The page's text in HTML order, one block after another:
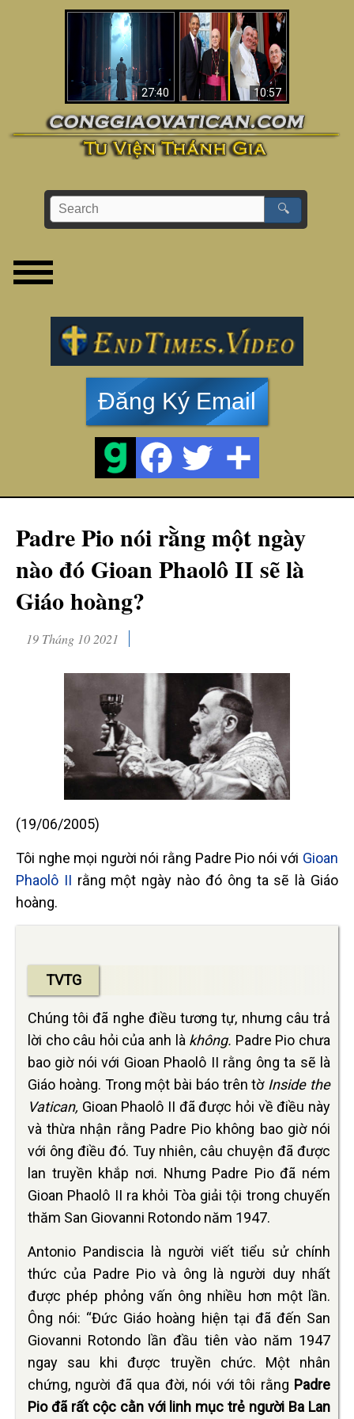
27:40
Về việc Phanxicô qua
đời, việc đánh mất
đức tin & bức tranh
lớn hơn
10:57
Viganò nói Phanxicô
là một “Giáo hoàng
không Công giáo”
(Phân tích)
🔍
Đăng Ký Email
Padre Pio nói rằng một ngày
nào đó Gioan Phaolô II sẽ là
Giáo hoàng?
19 Tháng 10 2021
(19/06/2005)
Tôi nghe mọi người nói rằng Padre Pio nói với Gioan
Phaolô II rằng một ngày nào đó ông ta sẽ là Giáo
hoàng.
TVTG
Chúng tôi đã nghe điều tương tự, nhưng câu trả
lời cho câu hỏi của anh là không. Padre Pio chưa
bao giờ nói với Gioan Phaolô II rằng ông ta sẽ là
Giáo hoàng. Trong một bài báo trên tờ Inside the
Vatican, Gioan Phaolô II đã được hỏi về điều này
và thừa nhận rằng Padre Pio không bao giờ nói
với ông điều đó. Tuy nhiên, câu chuyện đã được
lan truyền khắp nơi. Nhưng Padre Pio đã ném
Gioan Phaolô II ra khỏi Tòa giải tội trong chuyến
thăm San Giovanni Rotondo năm 1947.
Antonio Pandiscia là người viết tiểu sử chính
thức của Padre Pio và ông là người duy nhất
được phép phỏng vấn ông nhiều hơn một lần.
Ông nói: “Đức Giáo hoàng hiện tại đã đến San
Giovanni Rotondo lần đầu tiên vào năm 1947
ngay sau khi được truyền chức. Một nhân
chứng, người đã qua đời, nói với tôi rằng Padre
Pio đã rất cộc cằn với linh mục trẻ người Ba Lan